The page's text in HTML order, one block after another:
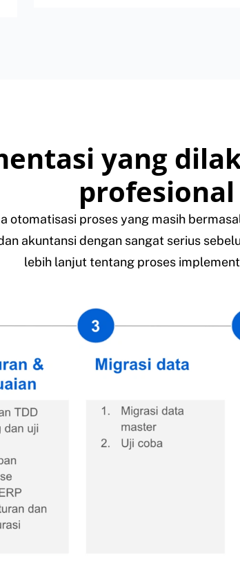
yang
profesional
otomatisasi proses yang masih
akuntansi dengan sangat serius
lebih lanjut tentang proses